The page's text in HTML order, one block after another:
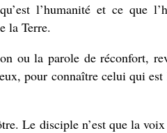
l’humanité et ce que
la Terre.
ou la parole de réconfort,
pour connaître celui qui est
Le disciple n’est que la